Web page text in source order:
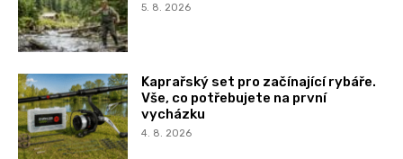
5. 8. 2026
Kaprařský set pro začínající rybáře.
Vše, co potřebujete na první
vycházku
4. 8. 2026